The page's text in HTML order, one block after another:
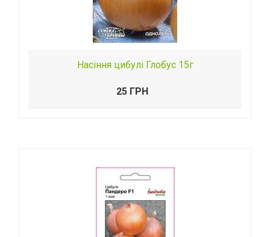
Насіння цибулі Глобус 15г
25 ГРН